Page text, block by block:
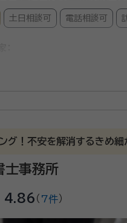
土日相談可 電話相談可
行政書士
承ります。 迅速で丁寧な
・FP技能士2級
県行政書士会
グ！不安を解消するきめ細
士事務所
4.86 （ 7件）